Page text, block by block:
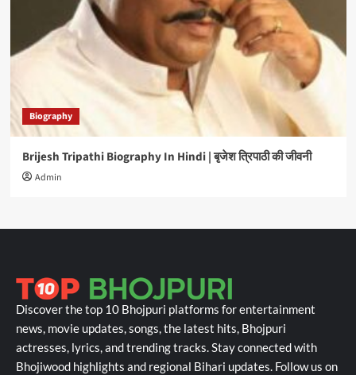
Biography
Brijesh Tripathi Biography In Hindi | बृजेश त्रिपाठी की जीवनी
Admin
Discover the top 10 Bhojpuri platforms for entertainment
news, movie updates, songs, the latest hits, Bhojpuri
actresses, lyrics, and trending tracks. Stay connected with
Bhojiwood highlights and regional Bihari updates. Follow us on